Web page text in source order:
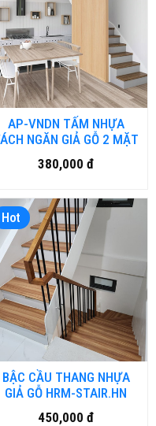
AP-VNDN TẤM NHỰA
NGĂN GIẢ GỖ 2 MẶT
380,000 đ
Hot
BẬC CẦU THANG NHỰA
GIẢ GỖ HRM-STAIR.HN
450,000 đ